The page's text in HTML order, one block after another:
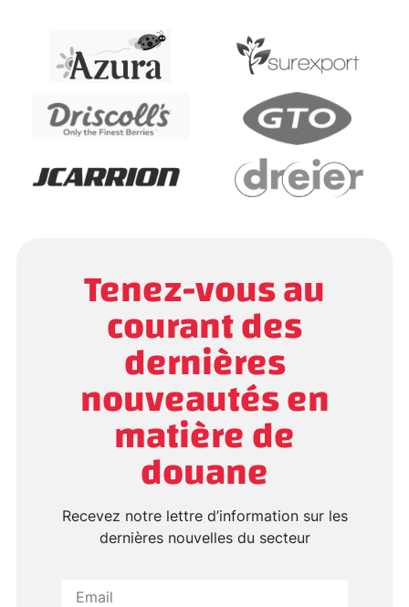
Tenez-vous au
courant des
dernières
nouveautés en
matière de
douane
Recevez notre lettre d’information sur les
dernières nouvelles du secteur